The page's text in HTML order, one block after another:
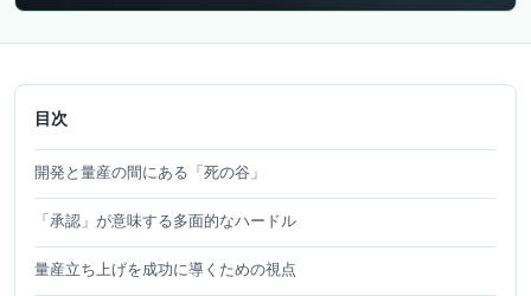
目次
開発と量産の間にある「死の谷」
「承認」が意味する多面的なハードル
量産立ち上げを成功に導くための視点